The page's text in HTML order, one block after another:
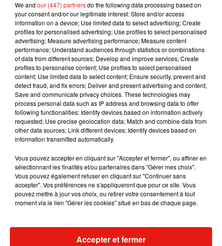
Musique
7 août 2026
Julien Lieb s’essaye à la vie de chatelain
dans son nouveau clip
7 août 2026
Sensation » avec Kylie Minogue
We and our (447) partnersdo the following data processing based on
your consent and/or our legitimate interest: Store and/or access
information on a device; Use limited data to select advertising; Create
profiles for personalised advertising; Use profiles to select personalised
advertising; Measure advertising performance; Measure content
performance; Understand audiences through statistics or combinations
of data from different sources; Develop and improve services; Create
profiles to personalise content; Use profiles to select personalised
content; Use limited data to select content; Ensure security, prevent and
detect fraud, and fix errors; Deliver and present advertising and content;
Save and communicate privacy choices. These technologies may
process personal data such as IP address and browsing data to offer
following functionalities: Identify devices based on information actively
requested; Use precise geolocation data; Match and combine data from
other data sources; Link different devices; Identify devices based on
information transmitted automatically.
Vous pouvez accepter en cliquant sur "Accepter et fermer", ou affiner en
sélectionnant les finalités et/ou partenaires dans "Gérer mes choix".
Vous pouvez également refuser en cliquant sur "Continuer sans
accepter". Vos préférences ne s'appliqueront que pour ce site. Vous
pouvez mettre à jour vos choix, ou retirer votre consentement à tout
moment via le lien "Gérer les cookies" situé en bas de chaque page.
Accepter et fermer